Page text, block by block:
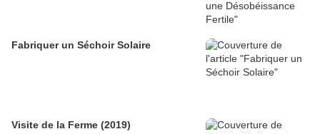
Fabriquer un Séchoir Solaire
Visite de la Ferme (2019)